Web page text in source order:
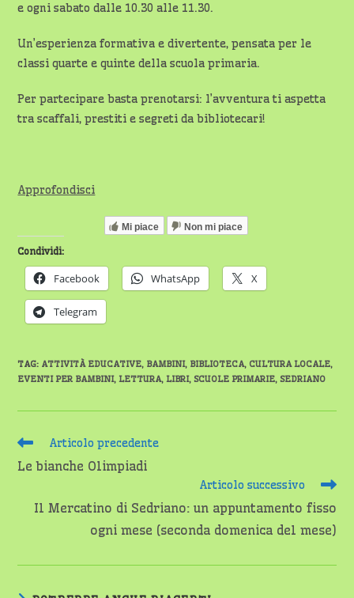
e ogni sabato dalle 10.30 alle 11.30.
Un’esperienza formativa e divertente, pensata per le
classi quarte e quinte della scuola primaria.
Per partecipare basta prenotarsi: l’avventura ti aspetta
tra scaffali, prestiti e segreti da bibliotecari!
Approfondisci
Mi piace Non mi piace
Condividi:
Facebook WhatsApp X
Telegram
TAG: ATTIVITÀ EDUCATIVE, BAMBINI, BIBLIOTECA, CULTURA LOCALE,
EVENTI PER BAMBINI, LETTURA, LIBRI, SCUOLE PRIMARIE, SEDRIANO
Leggi
articoli
Articolo precedente
Le bianche Olimpiadi
Articolo successivo
Il Mercatino di Sedriano: un appuntamento fisso
ogni mese (seconda domenica del mese)